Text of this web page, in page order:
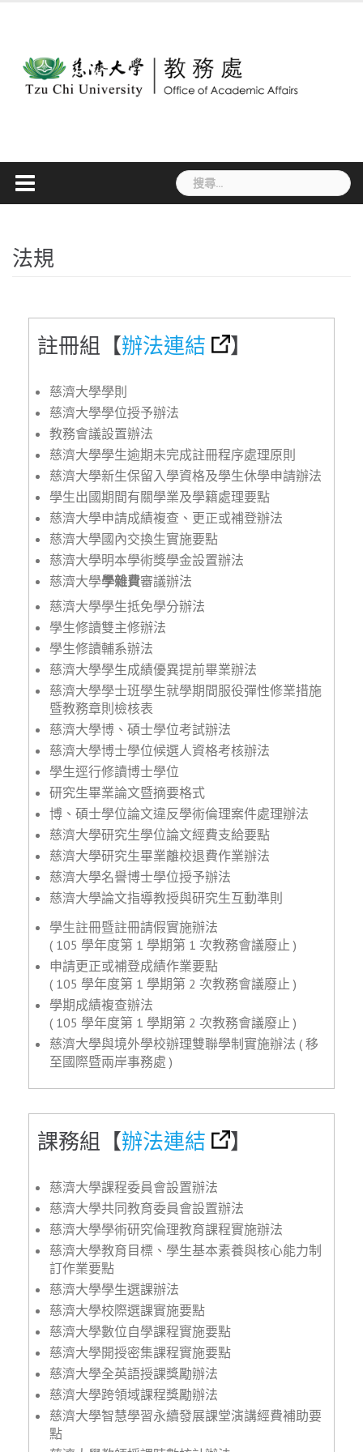
搜
尋
法規
註冊組【辦法連結 】
慈濟大學學則
慈濟大學學位授予辦法
教務會議設置辦法
慈濟大學學生逾期未完成註冊程序處理原則
慈濟大學新生保留入學資格及學生休學申請辦法
學生出國期間有關學業及學籍處理要點
慈濟大學申請成績複查、更正或補登辦法
慈濟大學國內交換生實施要點
慈濟大學明本學術獎學金設置辦法
慈濟大學學雜費審議辦法
慈濟大學學生抵免學分辦法
學生修讀雙主修辦法
學生修讀輔系辦法
慈濟大學學生成績優異提前畢業辦法
慈濟大學學士班學生就學期間服役彈性修業措施
暨教務章則檢核表
慈濟大學博、碩士學位考試辦法
慈濟大學博士學位候選人資格考核辦法
學生逕行修讀博士學位
研究生畢業論文暨摘要格式
博、碩士學位論文違反學術倫理案件處理辦法
慈濟大學研究生學位論文經費支給要點
慈濟大學研究生畢業離校退費作業辦法
慈濟大學名譽博士學位授予辦法
慈濟大學論文指導教授與研究生互動準則
學生註冊暨註冊請假實施辦法
( 105 學年度第 1 學期第 1 次教務會議廢止 )
申請更正或補登成績作業要點
( 105 學年度第 1 學期第 2 次教務會議廢止 )
學期成績複查辦法
( 105 學年度第 1 學期第 2 次教務會議廢止 )
慈濟大學與境外學校辦理雙聯學制實施辦法 ( 移
至國際暨兩岸事務處 )
課務組【辦法連結 】
慈濟大學課程委員會設置辦法
慈濟大學共同教育委員會設置辦法
慈濟大學學術研究倫理教育課程實施辦法
慈濟大學教育目標、學生基本素養與核心能力制
訂作業要點
慈濟大學學生選課辦法
慈濟大學校際選課實施要點
慈濟大學數位自學課程實施要點
慈濟大學開授密集課程實施要點
慈濟大學全英語授課獎勵辦法
慈濟大學跨領域課程獎勵辦法
慈濟大學智慧學習永續發展課堂演講經費補助要
點